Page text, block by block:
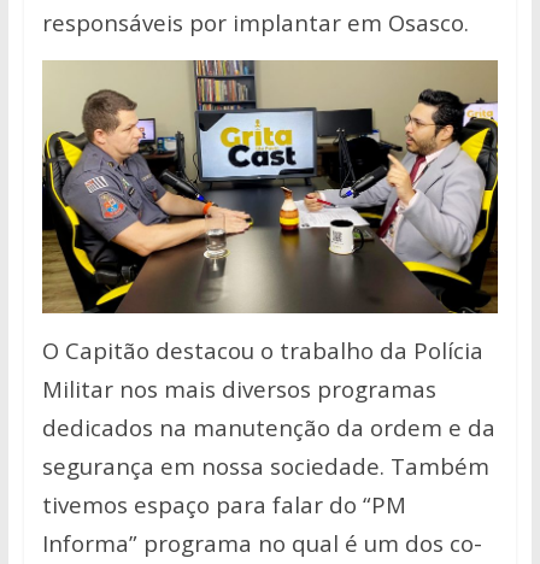
responsáveis por implantar em Osasco.
O Capitão destacou o trabalho da Polícia
Militar nos mais diversos programas
dedicados na manutenção da ordem e da
segurança em nossa sociedade. Também
tivemos espaço para falar do “PM
Informa” programa no qual é um dos co-